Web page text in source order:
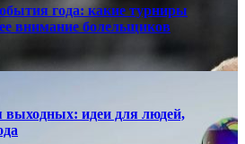
года: какие турниры
внимание болельщиков
выходных: идеи для людей,